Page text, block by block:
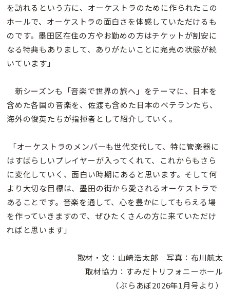
を訪れるという方に、オーケストラのために作られたこの
ホールで、オーケストラの面白さを体感していただけるも
のです。墨田区在住の方やお勤めの方はチケットが割安に
なる特典もありまして、ありがたいことに完売の状態が続
いています」
新シーズンも「音楽で世界の旅へ」をテーマに、日本を
含めた各国の音楽を、佐渡も含めた日本のベテランたち、
海外の俊英たちが指揮者として紹介していく。
「オーケストラのメンバーも世代交代して、特に管楽器に
はすばらしいプレイヤーが入ってくれて、これからもさら
に変化していく、面白い時期にあると思います。そして何
より大切な目標は、墨田の街から愛されるオーケストラで
あることです。音楽を通して、心を豊かにしてもらえる場
を作っていきますので、ぜひたくさんの方に来ていただけ
ればと思います」
取材・文：山崎浩太郎 写真：布川航太
取材協力：すみだトリフォニーホール
（ぶらあぼ2026年1月号より）